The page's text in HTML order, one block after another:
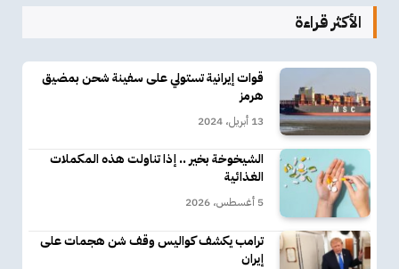
الأكثر قراءة
قوات إيرانية تستولي على سفينة شحن بمضيق
هرمز
13 أبريل، 2024
الشيخوخة بخير .. إذا تناولت هذه المكملات
الغذائية
5 أغسطس، 2026
ترامب يكشف كواليس وقف شن هجمات على
إيران